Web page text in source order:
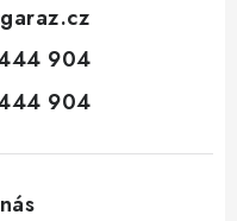
904
904